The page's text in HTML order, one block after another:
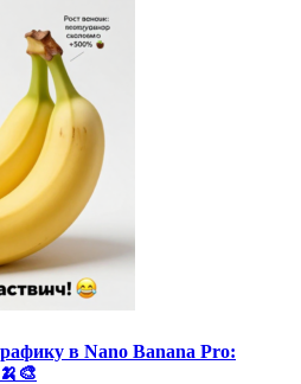
в Nano Banana Pro: